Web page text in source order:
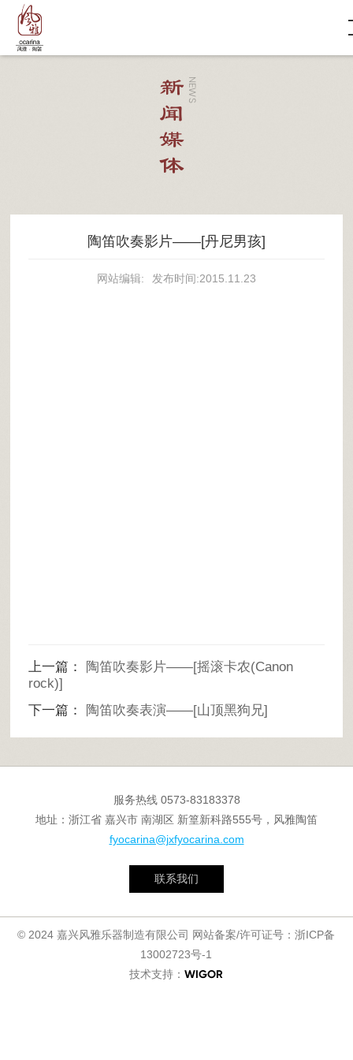
NEWS
新闻媒体
陶笛吹奏影片——[丹尼男孩]
网站编辑: 发布时间:2015.11.23
上一篇：
陶笛吹奏影片——[摇滚卡农(Canon
rock)]
下一篇：
陶笛吹奏表演——[山顶黑狗兄]
服务热线 0573-83183378
地址：浙江省 嘉兴市 南湖区 新篁新科路555号，风雅陶笛
fyocarina@jxfyocarina.com
联系我们
© 2024 嘉兴风雅乐器制造有限公司 网站备案/许可证号：浙ICP备
13002723号-1
技术支持：WIGOR